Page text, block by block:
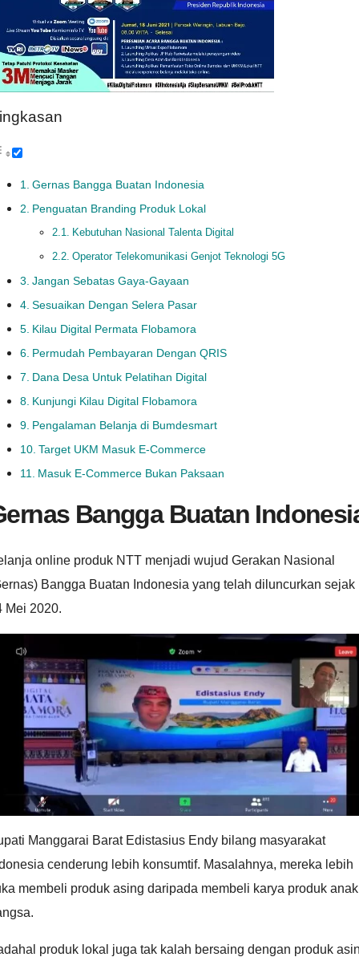
Gernas Bangga Buatan Indonesia
Penguatan Branding Produk Lokal
Kebutuhan Nasional Talenta Digital
Operator Telekomunikasi Genjot Teknologi 5G
Jangan Sebatas Gaya-Gayaan
Sesuaikan Dengan Selera Pasar
Kilau Digital Permata Flobamora
Permudah Pembayaran Dengan QRIS
Dana Desa Untuk Pelatihan Digital
Kunjungi Kilau Digital Flobamora
Pengalaman Belanja di Bumdesmart
Target UKM Masuk E-Commerce
Masuk E-Commerce Bukan Paksaan
Bangga Buatan
online produk NTT menjadi wujud Gerakan Nasional
Bangga Buatan Indonesia yang telah diluncurkan sejak
Mei 2020.
Manggarai Barat Edistasius Endy bilang masyarakat
cenderung lebih konsumtif. Masalahnya, mereka lebih
membeli produk asing daripada membeli karya produk anak
produk lokal juga tak kalah bersaing dengan produk